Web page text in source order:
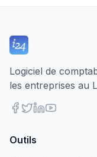
Logiciel de
les entreprises au
Outils